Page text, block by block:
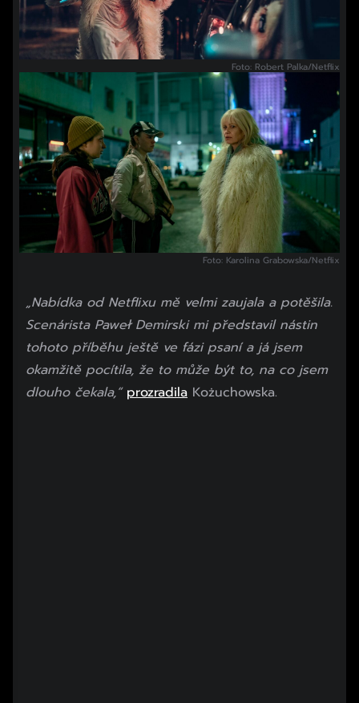
Foto: Robert Palka/Netflix
Foto: Karolina Grabowska/Netflix
„Nabídka od Netflixu mě velmi zaujala a potěšila.
Scenárista Paweł Demirski mi představil nástin
tohoto příběhu ještě ve fázi psaní a já jsem
okamžitě pocítila, že to může být to, na co jsem
dlouho čekala,“ prozradila Kożuchowska.